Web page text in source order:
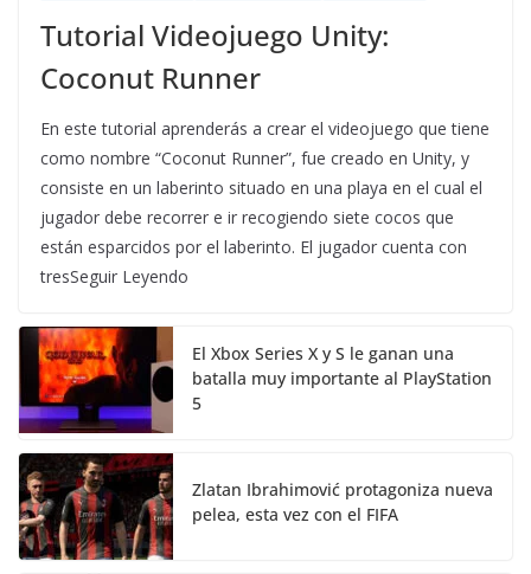
Tutorial Videojuego Unity:
Coconut Runner
En este tutorial aprenderás a crear el videojuego que tiene
como nombre “Coconut Runner”, fue creado en Unity, y
consiste en un laberinto situado en una playa en el cual el
jugador debe recorrer e ir recogiendo siete cocos que
están esparcidos por el laberinto. El jugador cuenta con
tresSeguir Leyendo
El Xbox Series X y S le ganan una
batalla muy importante al PlayStation
5
Zlatan Ibrahimović protagoniza nueva
pelea, esta vez con el FIFA